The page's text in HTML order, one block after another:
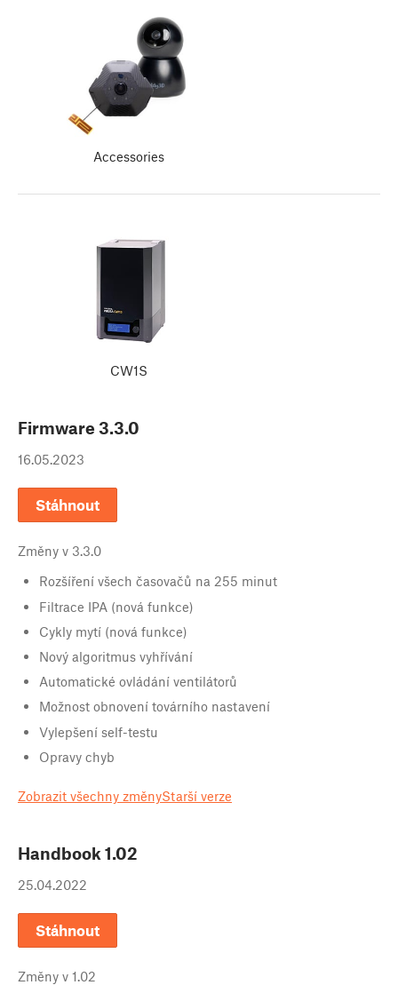
Accessories
CW1S
Firmware 3.3.0
16.05.2023
Stáhnout
Změny v 3.3.0
Rozšíření všech časovačů na 255 minut
Filtrace IPA (nová funkce)
Cykly mytí (nová funkce)
Nový algoritmus vyhřívání
Automatické ovládání ventilátorů
Možnost obnovení továrního nastavení
Vylepšení self-testu
Opravy chyb
Zobrazit všechny změnyStarší verze
Handbook 1.02
25.04.2022
Stáhnout
Změny v 1.02